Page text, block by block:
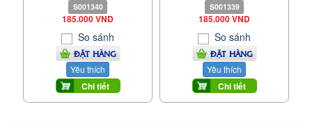
S001340
185.000 VND
So sánh
ĐẶT HÀNG
Yêu thích
Chi tiết
S001339
185.000 VND
So sánh
ĐẶT HÀNG
Yêu thích
Chi tiết